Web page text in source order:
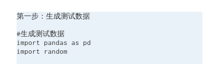
第一步：生成测试数据
#生成测试数据
import pandas as pd
import random